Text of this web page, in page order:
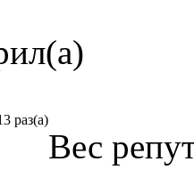
раз(а)
Вес